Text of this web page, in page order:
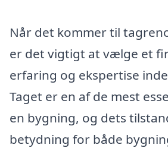
Når det kommer til
er det vigtigt at vælge et
erfaring og ekspertise
Taget er en af de mest
en bygning, og dets
betydning for både